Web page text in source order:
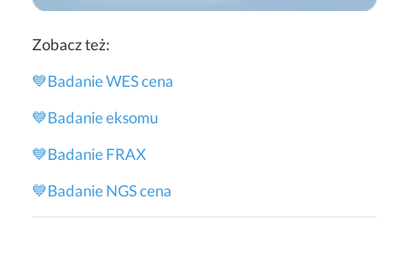
Zobacz też:
💙Badanie WES cena
💙Badanie eksomu
💙Badanie FRAX
💙Badanie NGS cena